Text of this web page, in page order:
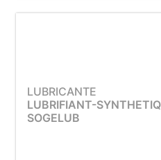
LUBRICANTE
LUBRIFIANT-
SOGELUB